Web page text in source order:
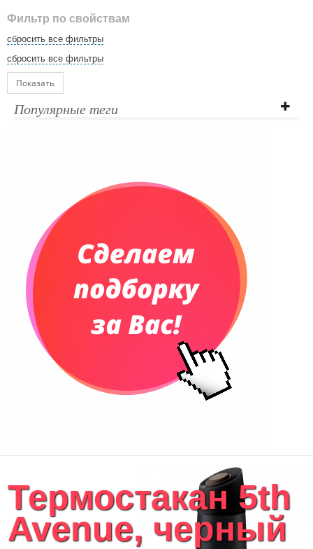
Фильтр по свойствам
сбросить все фильтры
сбросить все фильтры
Показать
Популярные теги
Термостакан 5th
Avenue, черный